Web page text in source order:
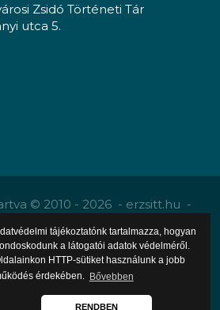
tájékoztatónk tartalmazza, hogyan
a látogatói adatok védelméről.
HTTP-sütiket használunk a jobb
érdekében. Bővebben
RENDBEN
Zsidó Történeti Tár
utca 5.
© 2010 - 2026 - erzsitt.hu -